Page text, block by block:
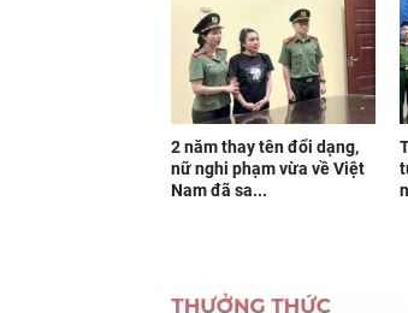
2 năm thay tên đổi dạng,
nữ nghi phạm vừa về Việt
Nam đã sa...